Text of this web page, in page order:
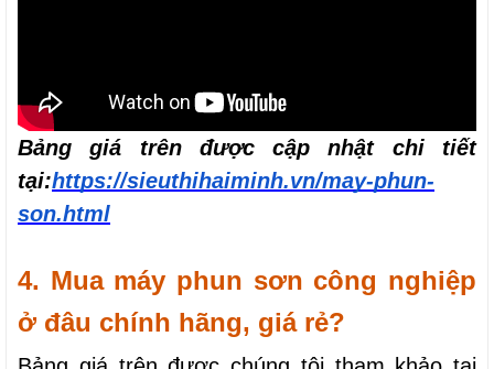
Bảng giá trên được cập nhật chi tiết
tại:https://sieuthihaiminh.vn/may-phun-
son.html
4. Mua máy phun sơn công nghiệp
ở đâu chính hãng, giá rẻ?